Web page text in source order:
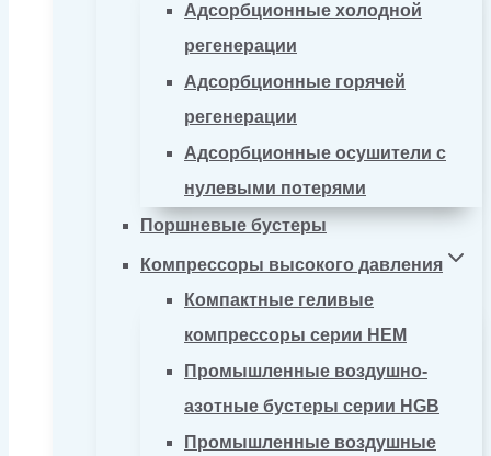
Адсорбционные холодной
регенерации
Адсорбционные горячей
регенерации
Адсорбционные осушители с
нулевыми потерями
Поршневые бустеры
Компрессоры высокого давления
Компактные геливые
компрессоры серии HEM
Промышленные воздушно-
азотные бустеры серии HGB
Промышленные воздушные